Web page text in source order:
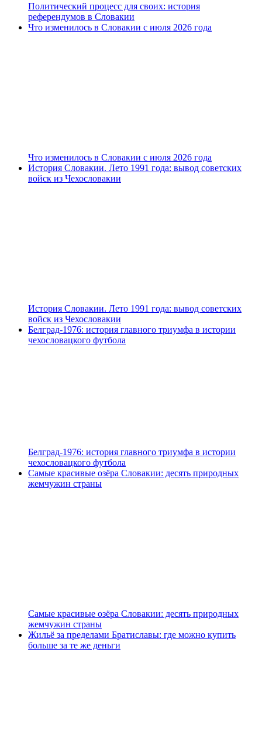
Политический процесс для своих: история
референдумов в Словакии
Что изменилось в Словакии с июля 2026 года
Что изменилось в Словакии с июля 2026 года
История Словакии. Лето 1991 года: вывод советских
войск из Чехословакии
История Словакии. Лето 1991 года: вывод советских
войск из Чехословакии
Белград-1976: история главного триумфа в истории
чехословацкого футбола
Белград-1976: история главного триумфа в истории
чехословацкого футбола
Самые красивые озёра Словакии: десять природных
жемчужин страны
Самые красивые озёра Словакии: десять природных
жемчужин страны
Жильё за пределами Братиславы: где можно купить
больше за те же деньги